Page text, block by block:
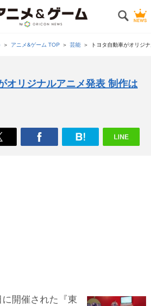
アニメ&ゲーム TOP 芸能 トヨタ自動車がオリジ
オリジナルアニメ発表 制作は
開催された『東